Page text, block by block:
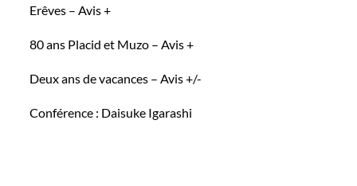
Erêves – Avis +
80 ans Placid et Muzo – Avis +
Deux ans de vacances – Avis +/-
Conférence : Daisuke Igarashi